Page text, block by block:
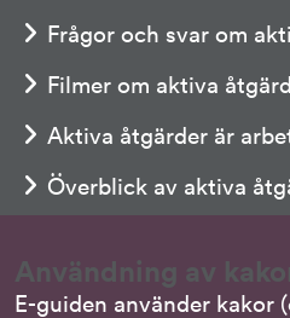
Användning av
E-guiden använder kakor
Frågor och svar om
Filmer om aktiva
Aktiva åtgärder är
Överblick av aktiva